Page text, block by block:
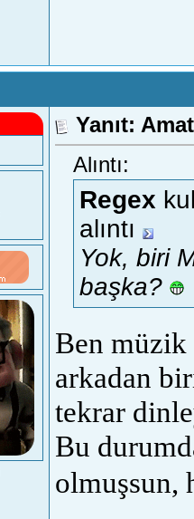
Yanıt:
Alıntı:
Regex
alıntı
Yok, biri
başka?
Ben
arkadan
tekrar
Bu
olmuşsun,